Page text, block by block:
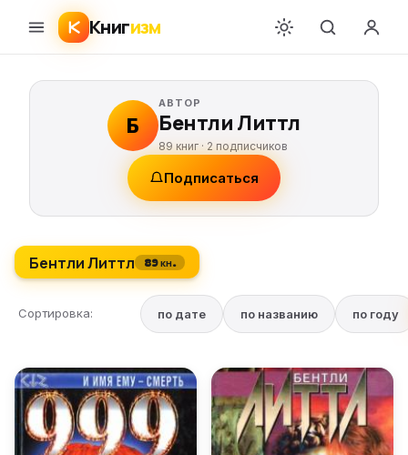
Книгизм
Б
АВТОР
Бентли Литтл
89 книг · 2 подписчиков
Подписаться
Бентли Литтл 89 кн.
Сортировка: по дате по названию по году